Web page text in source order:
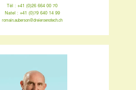
Tél : +41 (0)26 664 00 70
Natel : +41 (0)79 640 14 99
romain.auberson@dreieroenotech.ch